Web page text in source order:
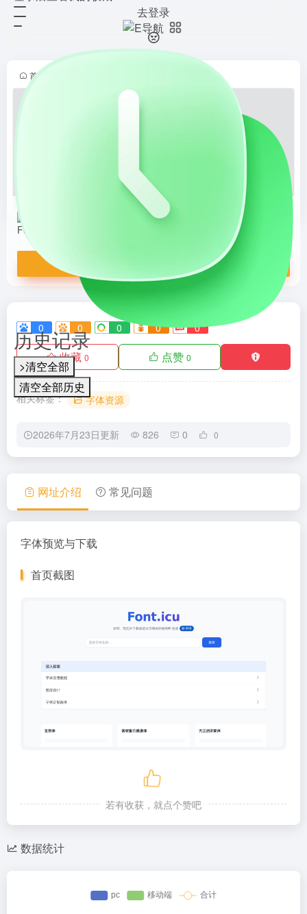
去登录
历史记录
>清空全部
清空全部历史
首页
0 0 0 0 0
收藏 0 点赞 0
相关标签： 字体资源
2026年7月23日更新 826 0 0
字体预览与下载
网址介绍 常见问题
字体预览与下载
首页截图
若有收获，就点个赞吧
数据统计